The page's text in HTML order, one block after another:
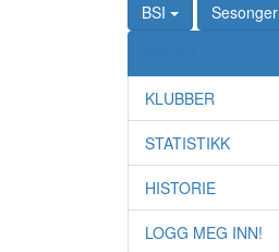
BSI
Sesonger
KLUBBER
STATISTIKK
HISTORIE
LOGG MEG INN!